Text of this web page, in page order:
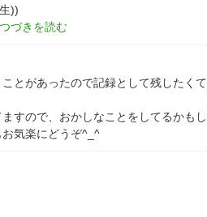
))
とがあったので記録として残したく
すので、おかしなことをしてるかも
気楽にどうぞ^_^